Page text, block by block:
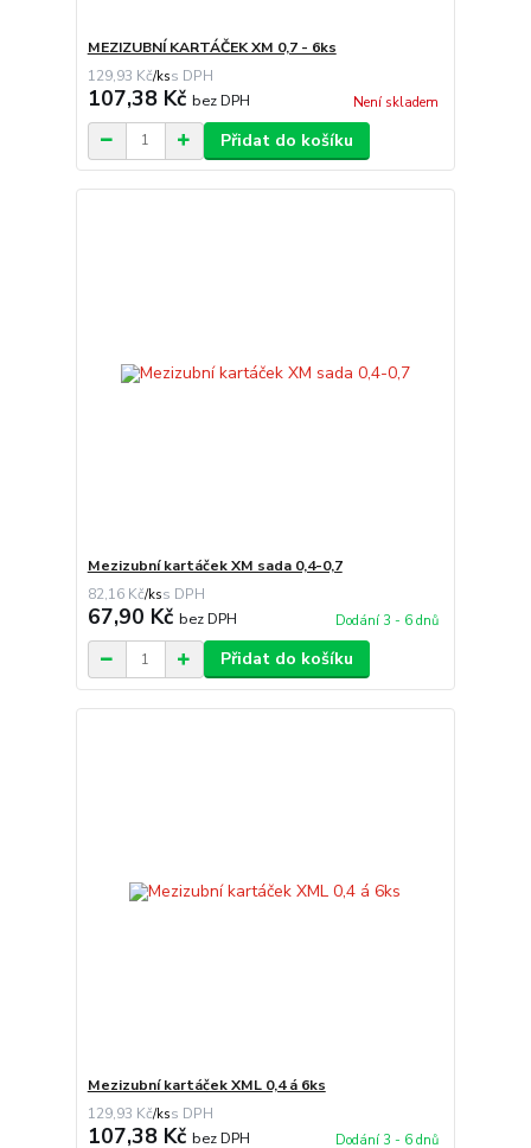
MEZIZUBNÍ KARTÁČEK XM 0,7 - 6ks
129,93 Kč/ks
107,38 Kč bez DPH Není skladem
Přidat do košíku
Mezizubní kartáček XM sada 0,4-0,7
82,16 Kč/ks
67,90 Kč bez DPH Dodání 3 - 6 dnů
Přidat do košíku
Mezizubní kartáček XML 0,4 á 6ks
129,93 Kč/ks
107,38 Kč bez DPH Dodání 3 - 6 dnů